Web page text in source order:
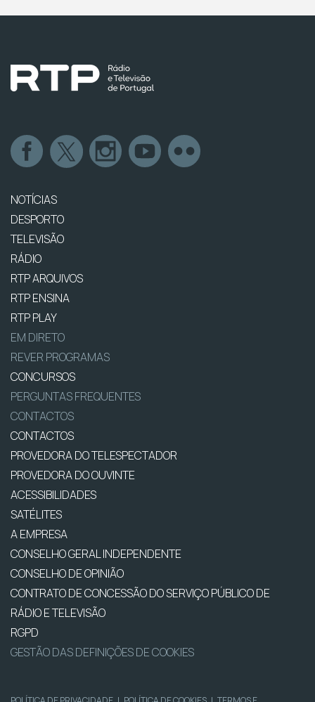
NOTÍCIAS
DESPORTO
TELEVISÃO
RÁDIO
RTP ARQUIVOS
RTP ENSINA
RTP PLAY
EM DIRETO
REVER PROGRAMAS
CONCURSOS
PERGUNTAS FREQUENTES
CONTACTOS
CONTACTOS
PROVEDORA DO TELESPECTADOR
PROVEDORA DO OUVINTE
ACESSIBILIDADES
SATÉLITES
A EMPRESA
CONSELHO GERAL INDEPENDENTE
CONSELHO DE OPINIÃO
CONTRATO DE CONCESSÃO DO SERVIÇO PÚBLICO DE
RÁDIO E TELEVISÃO
RGPD
GESTÃO DAS DEFINIÇÕES DE COOKIES